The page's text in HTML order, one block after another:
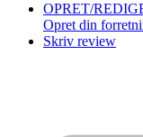
OPRET/
Opret din
Skriv review